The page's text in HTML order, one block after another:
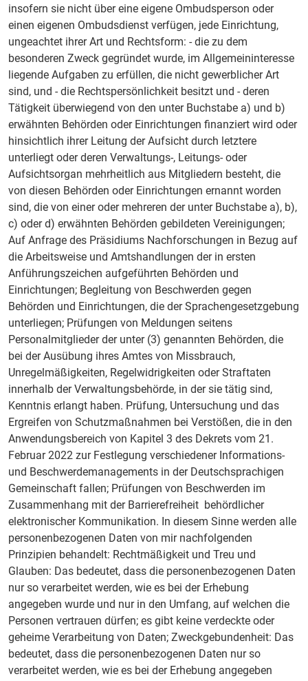
insofern sie nicht über eine eigene Ombudsperson oder
einen eigenen Ombudsdienst verfügen, jede Einrichtung,
ungeachtet ihrer Art und Rechtsform: - die zu dem
besonderen Zweck gegründet wurde, im Allgemeininteresse
liegende Aufgaben zu erfüllen, die nicht gewerblicher Art
sind, und - die Rechtspersönlichkeit besitzt und - deren
Tätigkeit überwiegend von den unter Buchstabe a) und b)
erwähnten Behörden oder Einrichtungen finanziert wird oder
hinsichtlich ihrer Leitung der Aufsicht durch letztere
unterliegt oder deren Verwaltungs-, Leitungs- oder
Aufsichtsorgan mehrheitlich aus Mitgliedern besteht, die
von diesen Behörden oder Einrichtungen ernannt worden
sind, die von einer oder mehreren der unter Buchstabe a), b),
c) oder d) erwähnten Behörden gebildeten Vereinigungen;
Auf Anfrage des Präsidiums Nachforschungen in Bezug auf
die Arbeitsweise und Amtshandlungen der in ersten
Anführungszeichen aufgeführten Behörden und
Einrichtungen; Begleitung von Beschwerden gegen
Behörden und Einrichtungen, die der Sprachengesetzgebung
unterliegen; Prüfungen von Meldungen seitens
Personalmitglieder der unter (3) genannten Behörden, die
bei der Ausübung ihres Amtes von Missbrauch,
Unregelmäßigkeiten, Regelwidrigkeiten oder Straftaten
innerhalb der Verwaltungsbehörde, in der sie tätig sind,
Kenntnis erlangt haben. Prüfung, Untersuchung und das
Ergreifen von Schutzmaßnahmen bei Verstößen, die in den
Anwendungsbereich von Kapitel 3 des Dekrets vom 21.
Februar 2022 zur Festlegung verschiedener Informations-
und Beschwerdemanagements in der Deutschsprachigen
Gemeinschaft fallen; Prüfungen von Beschwerden im
Zusammenhang mit der Barrierefreiheit behördlicher
elektronischer Kommunikation. In diesem Sinne werden alle
personenbezogenen Daten von mir nachfolgenden
Prinzipien behandelt: Rechtmäßigkeit und Treu und
Glauben: Das bedeutet, dass die personenbezogenen Daten
nur so verarbeitet werden, wie es bei der Erhebung
angegeben wurde und nur in den Umfang, auf welchen die
Personen vertrauen dürfen; es gibt keine verdeckte oder
geheime Verarbeitung von Daten; Zweckgebundenheit: Das
bedeutet, dass die personenbezogenen Daten nur so
verarbeitet werden, wie es bei der Erhebung angegeben